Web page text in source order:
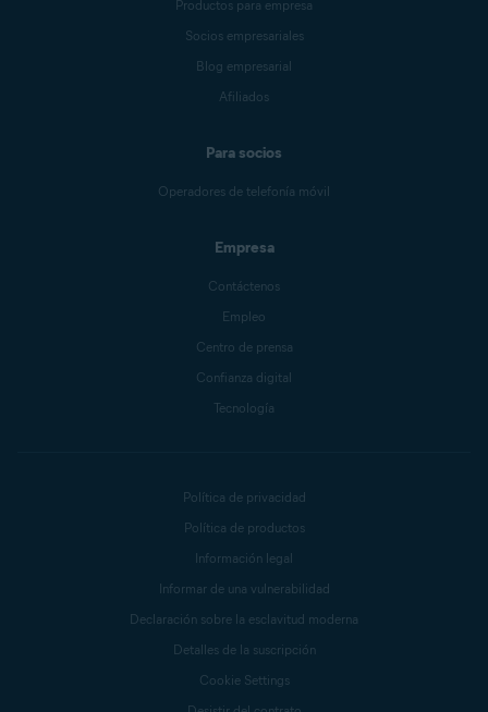
Productos para empresa
Socios empresariales
Blog empresarial
Afiliados
Para socios
Operadores de telefonía móvil
Empresa
Contáctenos
Empleo
Centro de prensa
Confianza digital
Tecnología
Política de privacidad
Política de productos
Información legal
Informar de una vulnerabilidad
Declaración sobre la esclavitud moderna
Detalles de la suscripción
Cookie Settings